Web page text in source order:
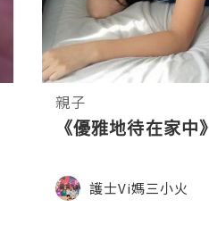
親子
《優雅地待在家中》
護士Vi媽三小火